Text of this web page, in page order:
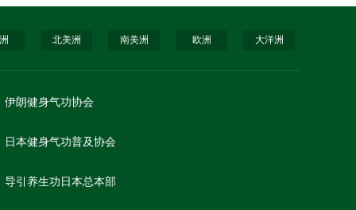
北美洲 南美洲 欧洲 大洋洲
伊朗健身气功协会
日本健身气功普及协会
导引养生功日本总本部